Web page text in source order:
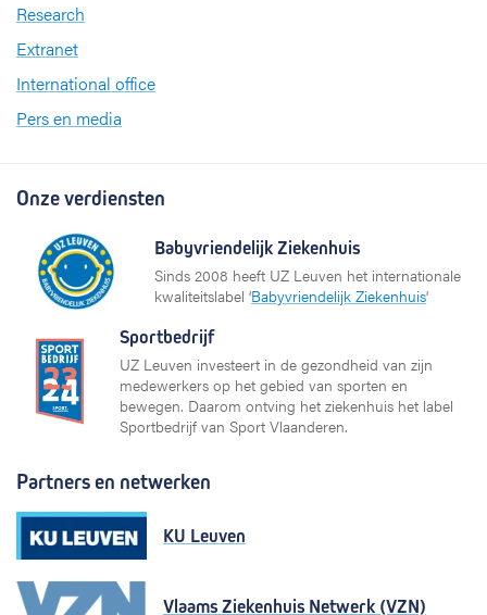
Research
Extranet
International office
Pers en media
Onze verdiensten
Babyvriendelijk Ziekenhuis
Sinds 2008 heeft UZ Leuven het internationale
kwaliteitslabel ‘Babyvriendelijk Ziekenhuis’
Sportbedrijf
UZ Leuven investeert in de gezondheid van zijn
medewerkers op het gebied van sporten en
bewegen. Daarom ontving het ziekenhuis het label
Sportbedrijf van Sport Vlaanderen.
Partners en netwerken
KU Leuven
Vlaams Ziekenhuis Netwerk (VZN)